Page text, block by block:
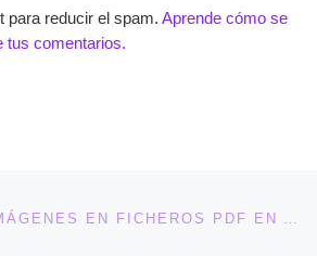
para reducir el spam. Aprende cómo se
tus comentarios.
de entradas GUARDA TUS IMÁGENES EN FICHEROS PDF EN ACDSEE 8